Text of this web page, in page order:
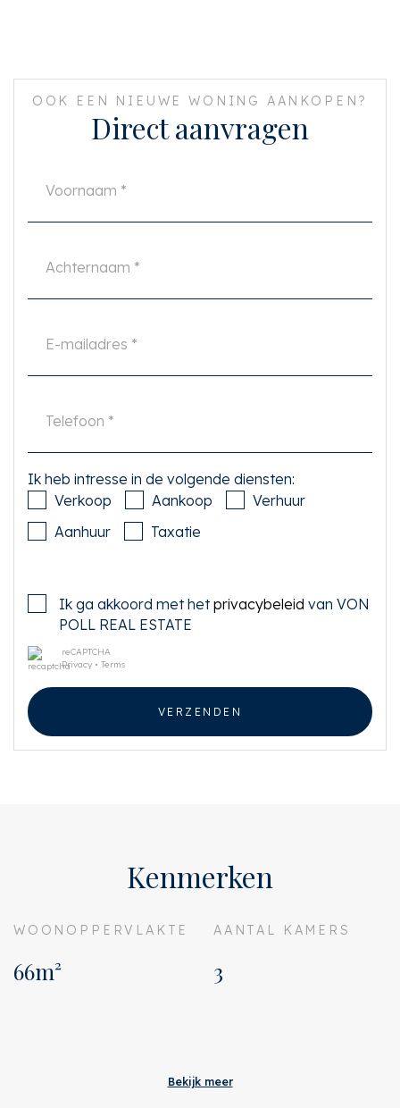
OOK EEN NIEUWE WONING AANKOPEN?
Direct aanvragen
Ik heb intresse in de volgende diensten:
Verkoop
Aankoop
Verhuur
Aanhuur
Taxatie
Ik ga akkoord met hetprivacybeleid van VON
POLL REAL ESTATE
reCAPTCHA
Privacy • Terms
VERZENDEN
Kenmerken
WOONOPPERVLAKTE
66m²
AANTAL KAMERS
3
Bekijk meer